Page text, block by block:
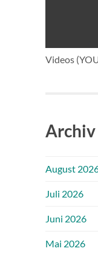
Videos
Archiv
August
Juli 2026
Juni 2026
Mai 2026